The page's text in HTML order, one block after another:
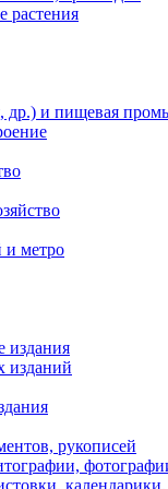
растения
др.) и пищевая
и метро
издания
изданий
рукописей